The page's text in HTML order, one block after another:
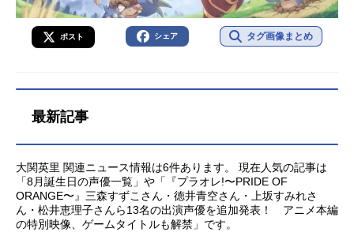
ポスト シェア タグ画像まとめ
最新記事
大関英里 関連ニュース情報は6件あります。 現在人気の記事は
「8月誕生日の声優一覧」や「『プラオレ!〜PRIDE OF
ORANGE〜』三森すずこさん・徳井青空さん・上坂すみれさ
ん・松井恵理子さんら13名の出演声優を追加発表！ アニメ本編
の特別映像、ゲームタイトルも解禁」です。